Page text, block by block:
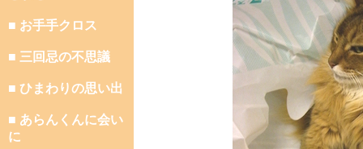
■ お手手クロス
■ 三回忌の不思議
■ ひまわりの思い出
■ あらんくんに会い
に